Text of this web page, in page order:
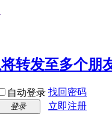
自动登录 找回密码
登录 立即注册